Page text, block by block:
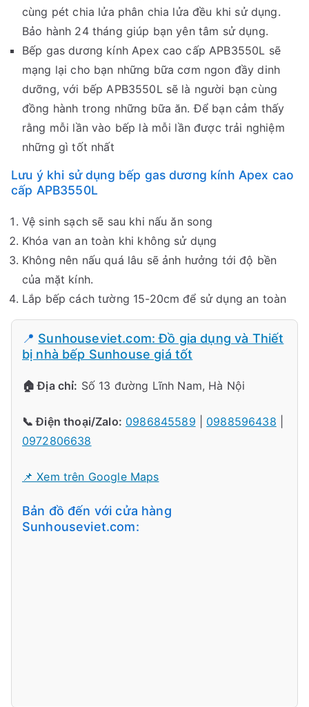
cùng pét chia lửa phân chia lửa đều khi sử dụng.
Bảo hành 24 tháng giúp bạn yên tâm sử dụng.
Bếp gas dương kính Apex cao cấp APB3550L sẽ
mạng lại cho bạn những bữa cơm ngon đầy dinh
dưỡng, với bếp APB3550L sẽ là người bạn cùng
đồng hành trong những bữa ăn. Để bạn cảm thấy
rằng mỗi lần vào bếp là mỗi lần được trải nghiệm
những gì tốt nhất
Lưu ý khi sử dụng bếp gas dương kính Apex cao
cấp APB3550L
Vệ sinh sạch sẽ sau khi nấu ăn song
Khóa van an toàn khi không sử dụng
Không nên nấu quá lâu sẽ ảnh hưởng tới độ bền
của mặt kính.
Lắp bếp cách tường 15-20cm để sử dụng an toàn
📍 Sunhouseviet.com: Đồ gia dụng và Thiết
bị nhà bếp Sunhouse giá tốt
🏠 Địa chỉ: Số 13 đường Lĩnh Nam, Hà Nội
📞 Điện thoại/Zalo: 0986845589 0988596438
0972806638
📌 Xem trên Google Maps
Bản đồ đến với cửa hàng
Sunhouseviet.com: